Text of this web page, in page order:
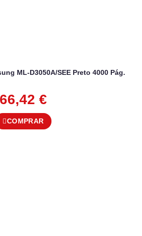
ML-D3050A/SEE Preto 4000 Pág.
66,42 €
COMPRAR